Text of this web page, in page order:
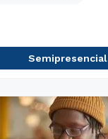
Semipresencial